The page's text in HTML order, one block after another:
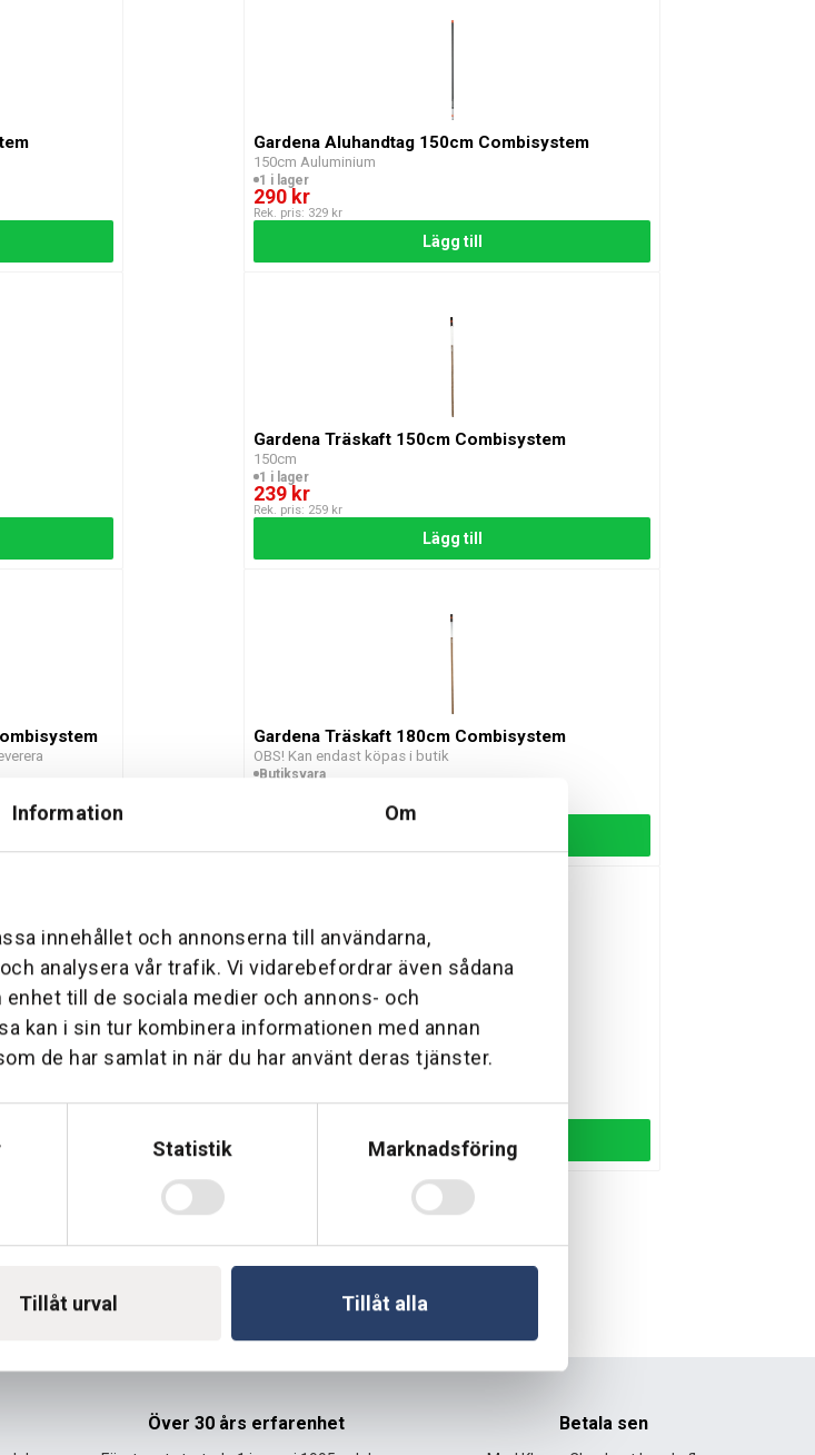
Information Om
innehållet och annonserna till användarna,
analysera vår trafik. Vi vidarebefordrar även sådana
till de sociala medier och annons- och
kan i sin tur kombinera informationen med annan
de har samlat in när du har använt deras tjänster.
Statistik Marknadsföring
Tillåt urval Tillåt alla
Gardena Aluhandtag 150cm Combisystem
150cm Auluminium
1 i lager
290 kr
Rek. pris: 329 kr
Lägg till
Gardena Träskaft 150cm Combisystem
150cm
1 i lager
239 kr
Rek. pris: 259 kr
Lägg till
Gardena Träskaft 180cm Combisystem
OBS! Kan endast köpas i butik
Butiksvara
Gardena PureLine Utbytesskaft
Reservdel till flera Gardena PureLine-verktyg
Beställningsvara
199 kr
Lägg till
Sida 1 av 1
sidan
Över 30 års erfarenhet Betala sen